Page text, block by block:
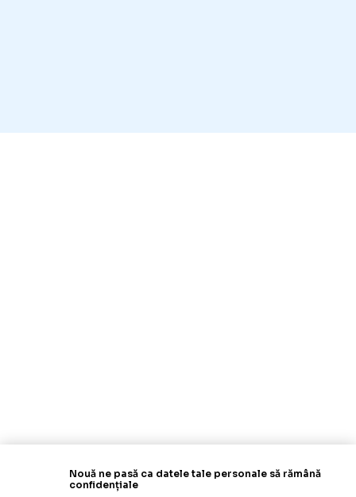
Nouă ne pasă ca datele tale personale să rămână
confidențiale